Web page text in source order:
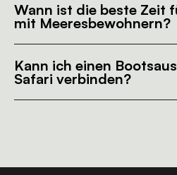
Wann ist die beste Zeit
mit Meeresbewohnern?
Kann ich einen
Safari verbinden?